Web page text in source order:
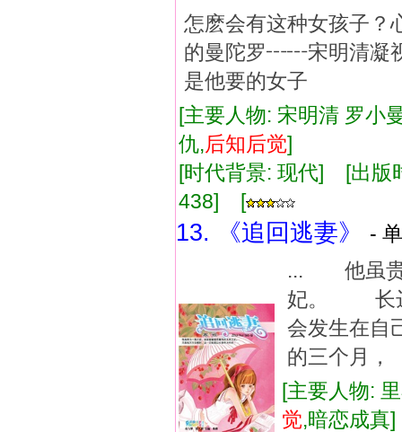
怎麽会有这种女孩子？
的曼陀罗┅┅宋明清凝
是他要的女子
[主要人物: 宋明清 罗
仇,后知后觉]
[时代背景: 现代] [出
438] [
13. 《追回逃妻》
-
... 他虽贵
妃。 长
会发生在
的三个月
[主要人物:
觉,暗恋成